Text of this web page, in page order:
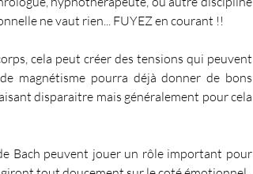
ne vaut rien... FUYEZ en courant !!
cela peut créer des tensions qui peuvent
magnétisme pourra déjà donner de bons
disparaitre mais généralement pour cela
Bach peuvent jouer un rôle important pour